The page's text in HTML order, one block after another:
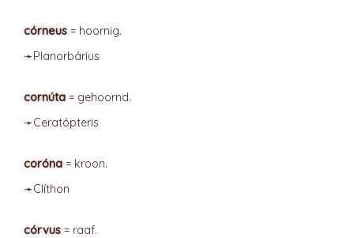
córneus = hoornig.
➛Planorbárius
cornúta = gehoornd.
➛Ceratópteris
coróna = kroon.
➛Clíthon
córvus = raaf.